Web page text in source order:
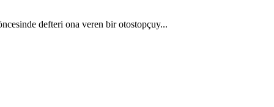
defteri ona veren bir otostopçuy...